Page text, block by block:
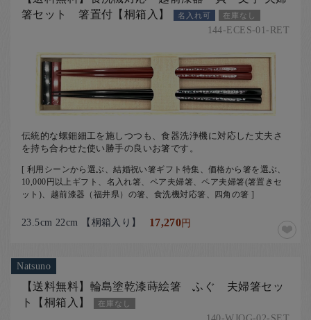
箸セット 箸置付【桐箱入】
名入れ可 在庫なし
144-ECES-01-RET
伝統的な螺鈿細工を施しつつも、食器洗浄機に対応した丈夫さ
を持ち合わせた使い勝手の良いお箸です。
[ 利用シーンから選ぶ、結婚祝い箸ギフト特集、価格から箸を選ぶ、
10,000円以上ギフト、名入れ箸、ペア夫婦箸、ペア夫婦箸(箸置きセ
ット)、越前漆器（福井県）の箸、食洗機対応箸、四角の箸 ]
23.5cm 22cm 【桐箱入り】 17,270円
Natsuno
【送料無料】輪島塗乾漆蒔絵箸 ふぐ 夫婦箸セッ
ト【桐箱入】
在庫なし